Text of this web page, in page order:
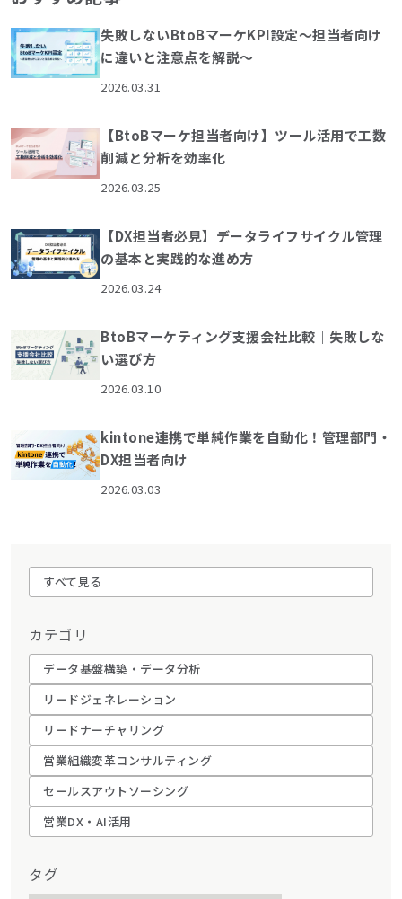
失敗しないBtoBマーケKPI設定～担当者向け
に違いと注意点を解説～
2026.03.31
【BtoBマーケ担当者向け】ツール活用で工数
削減と分析を効率化
2026.03.25
【DX担当者必見】データライフサイクル管理
の基本と実践的な進め方
2026.03.24
BtoBマーケティング支援会社比較｜失敗しな
い選び方
2026.03.10
kintone連携で単純作業を自動化！管理部門・
DX担当者向け
2026.03.03
すべて見る
カテゴリ
データ基盤構築・データ分析
リードジェネレーション
リードナーチャリング
営業組織変革コンサルティング
セールスアウトソーシング
営業DX・AI活用
タグ